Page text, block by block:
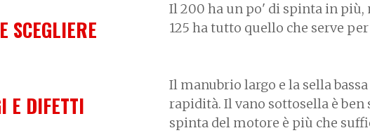
SCEGLIERE
Il 200 ha un po' di spinta in più,
125 ha tutto quello che serve
E DIFETTI
Il manubrio largo e la sella
rapidità. Il vano sottosella è
spinta del motore è più che